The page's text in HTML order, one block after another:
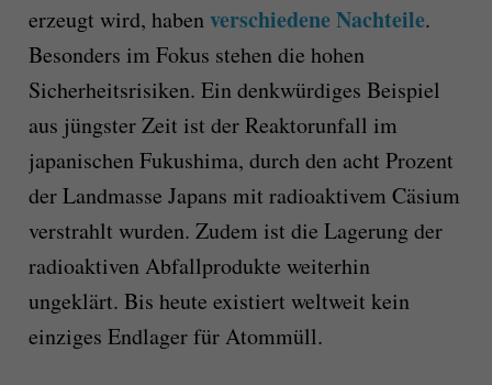
erzeugt wird, habenverschiedene Nachteile.
Besonders im Fokus stehen die hohen
Sicherheitsrisiken. Ein denkwürdiges Beispiel
aus jüngster Zeit ist der Reaktorunfall im
japanischen Fukushima, durch den acht Prozent
der Landmasse Japans mit radioaktivem Cäsium
verstrahlt wurden. Zudem ist die Lagerung der
radioaktiven Abfallprodukte weiterhin
ungeklärt. Bis heute existiert weltweit kein
einziges Endlager für Atommüll.